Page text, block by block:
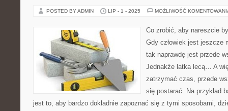
POSTED BY ADMIN LIP - 1 - 2025 MOŻLIWOŚĆ
Co zrobić, aby nareszcie
Gdy człowiek jest jeszcze
tak naprawdę jest przede
Jednakże latka lecą… A
zatrzymać czas, przede
się postarać. Na przykład
jest to, aby bardzo dokładnie zapoznać się z tymi sposobami,